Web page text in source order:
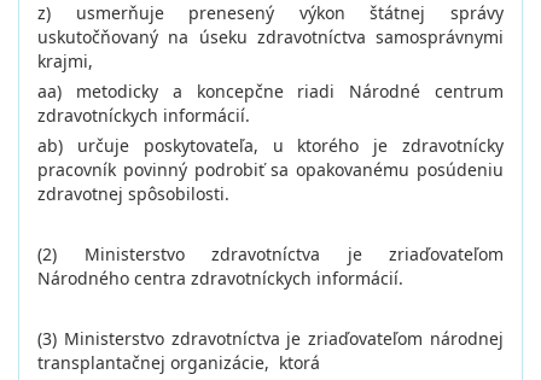
z) usmerňuje prenesený výkon štátnej správy
uskutočňovaný na úseku zdravotníctva samosprávnymi
krajmi,
aa) metodicky a koncepčne riadi Národné centrum
zdravotníckych informácií.
ab) určuje poskytovateľa, u ktorého je zdravotnícky
pracovník povinný podrobiť sa opakovanému posúdeniu
zdravotnej spôsobilosti.
(2) Ministerstvo zdravotníctva je zriaďovateľom
Národného centra zdravotníckych informácií.
(3) Ministerstvo zdravotníctva je zriaďovateľom národnej
transplantačnej organizácie, ktorá